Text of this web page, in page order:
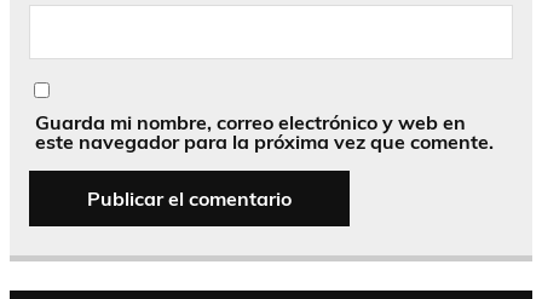
Guarda mi nombre, correo electrónico y web en
este navegador para la próxima vez que comente.